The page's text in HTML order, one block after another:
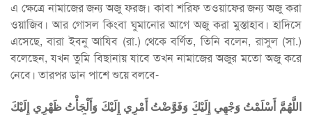
এ ক্ষেত্রে নামাজের জন্য অজু ফরজ। কাবা শরিফ তওয়াফের জন্য অজু করা
ওয়াজিব। আর গোসল কিংবা ঘুমানোর আগে অজু করা মুস্তাহাব। হাদিসে
এসেছে, বারা ইবনু আযিব (রা.) থেকে বর্ণিত, তিনি বলেন, রাসুল (সা.)
বলেছেন, যখন তুমি বিছানায় যাবে তখন নামাজের অজুর মতো অজু করে
নেবে। তারপর ডান পাশে শুয়ে বলবে-
اللَّهُمَّ أَسْلَمْتُ وَجْهِي إِلَيْكَ وَفَوَّضْتُ أَمْرِي إِلَيْكَ وَأَلْجَأْتُ ظَهْرِي إِلَيْكَ